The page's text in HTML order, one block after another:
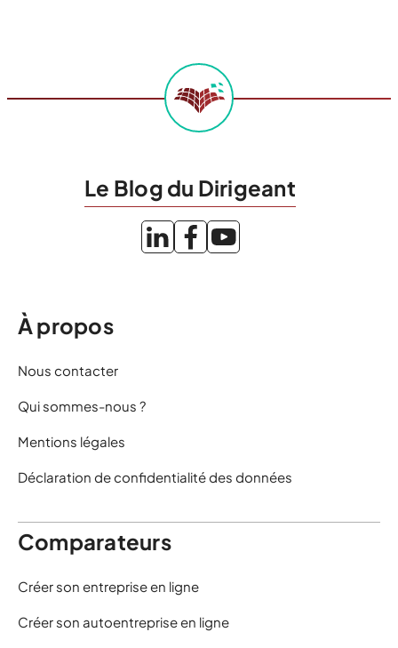
Le Blog du Dirigeant
À propos
Nous contacter
Qui sommes-nous ?
Mentions légales
Déclaration de confidentialité des données
Comparateurs
Créer son entreprise en ligne
Créer son autoentreprise en ligne